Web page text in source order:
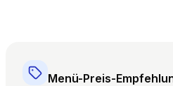
RESSOURCENMenü-Preis-